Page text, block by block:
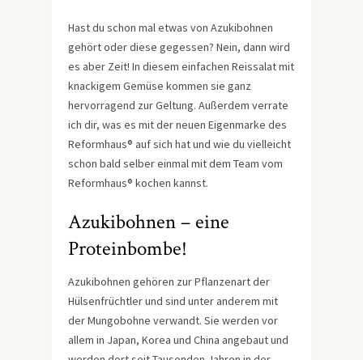
Hast du schon mal etwas von Azukibohnen
gehört oder diese gegessen? Nein, dann wird
es aber Zeit! In diesem einfachen Reissalat mit
knackigem Gemüse kommen sie ganz
hervorragend zur Geltung. Außerdem verrate
ich dir, was es mit der neuen Eigenmarke des
Reformhaus® auf sich hat und wie du vielleicht
schon bald selber einmal mit dem Team vom
Reformhaus® kochen kannst.
Azukibohnen – eine
Proteinbombe!
Azukibohnen gehören zur Pflanzenart der
Hülsenfrüchtler und sind unter anderem mit
der Mungobohne verwandt. Sie werden vor
allem in Japan, Korea und China angebaut und